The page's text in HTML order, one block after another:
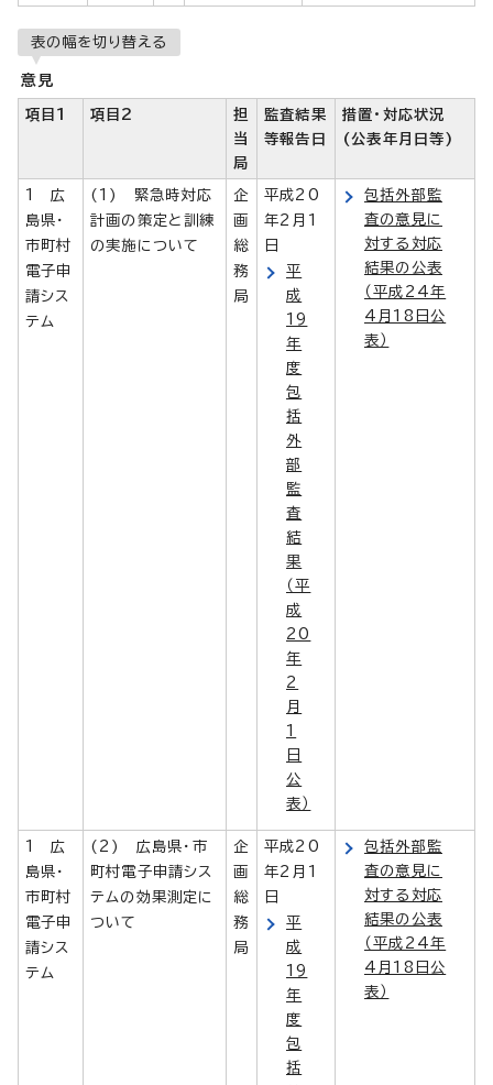
表の幅を切り替える
意見
項目1 項目2
担
当
局
監査結果
等報告日
措置・対応状況
(公表年月日等)
1 広
島県・
市町村
電子申
請シス
テム
(1) 緊急時対応
計画の策定と訓練
の実施について
企
画
総
務
局
平成20
年2月1
日
平
成
19
年
度
包
括
外
部
監
査
結
果
（平
成
20
年
2
月
1
日
公
表）
包括外部監
査の意見に
対する対応
結果の公表
（平成24年
4月18日公
表）
1 広
島県・
市町村
電子申
請シス
テム
(2) 広島県・市
町村電子申請シス
テムの効果測定に
ついて
企
画
総
務
局
平成20
年2月1
日
平
成
19
年
度
包
括
包括外部監
査の意見に
対する対応
結果の公表
（平成24年
4月18日公
表）